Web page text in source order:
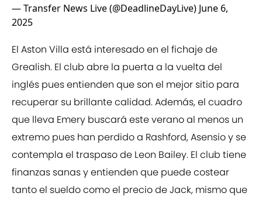
— Transfer News Live (@DeadlineDayLive) June 6,
2025
El Aston Villa está interesado en el fichaje de
Grealish. El club abre la puerta a la vuelta del
inglés pues entienden que son el mejor sitio para
recuperar su brillante calidad. Además, el cuadro
que lleva Emery buscará este verano al menos un
extremo pues han perdido a Rashford, Asensio y se
contempla el traspaso de Leon Bailey. El club tiene
finanzas sanas y entienden que puede costear
tanto el sueldo como el precio de Jack, mismo que